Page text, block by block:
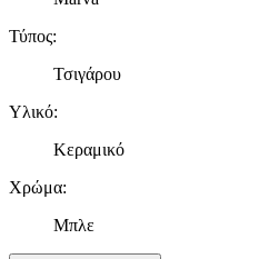
Τύπος:
Τσιγάρου
Υλικό:
Κεραμικό
Χρώμα:
Μπλε